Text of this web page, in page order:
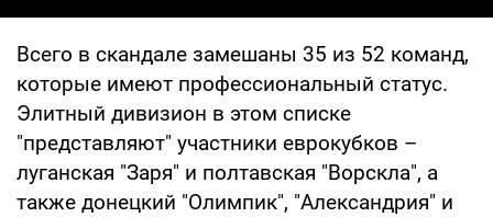
Всего в скандале замешаны 35 из 52 команд,
которые имеют профессиональный статус.
Элитный дивизион в этом списке
"представляют" участники еврокубков –
луганская "Заря" и полтавская "Ворскла", а
также донецкий "Олимпик", "Александрия" и